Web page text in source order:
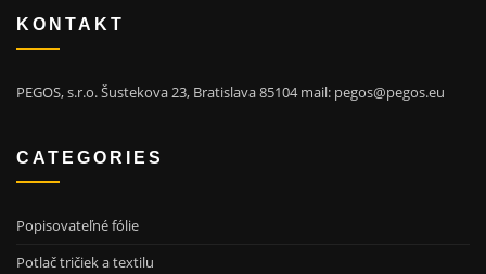
KONTAKT
PEGOS, s.r.o. Šustekova 23, Bratislava 85104 mail: pegos@pegos.eu
CATEGORIES
Popisovateľné fólie
Potlač tričiek a textilu